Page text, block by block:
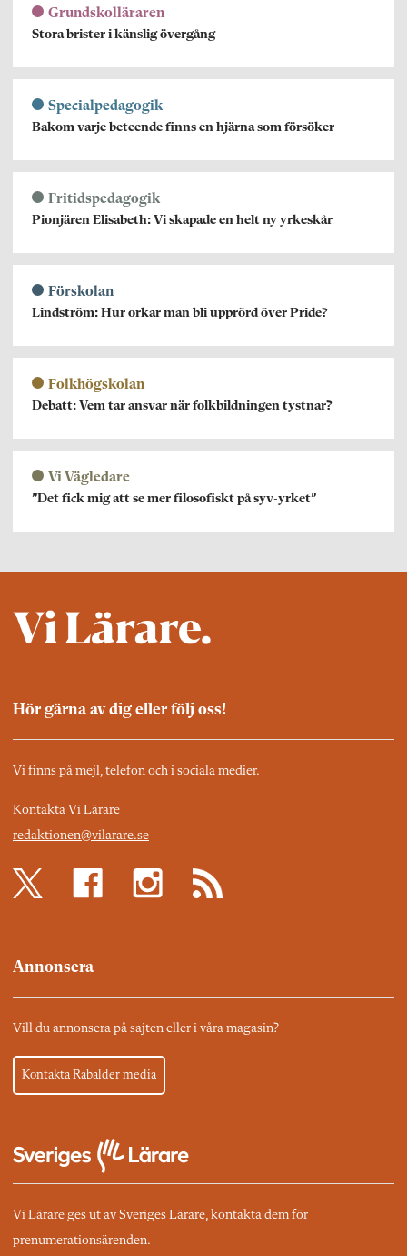
Grundskolläraren
Stora brister i känslig övergång
Specialpedagogik
Bakom varje beteende finns en hjärna som försöker
Fritidspedagogik
Pionjären Elisabeth: Vi skapade en helt ny yrkeskår
Förskolan
Lindström: Hur orkar man bli upprörd över Pride?
Folkhögskolan
Debatt: Vem tar ansvar när folkbildningen tystnar?
Vi Vägledare
”Det fick mig att se mer filosofiskt på syv-yrket”
Hör gärna av dig eller följ oss!
Vi finns på mejl, telefon och i sociala medier.
Kontakta Vi Lärare
redaktionen@vilarare.se
Annonsera
Vill du annonsera på sajten eller i våra magasin?
Kontakta Rabalder media
Vi Lärare ges ut av Sveriges Lärare, kontakta dem för
prenumerationsärenden.